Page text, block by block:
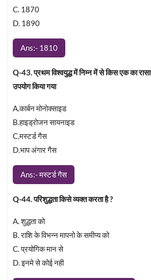
C. 1870
D. 1890
Ans:- 1810
Q-43. प्रथम विश्वयुद्ध में निम्न में से किस एक का
उपयोग किया गया
A.कार्बन मोनोक्साइड
B.हाइड्रोजन सायनाइड
C.मस्टर्ड गैस
D.भाप अंगार गैस
Ans:- मस्टर्ड गैस
Q-44. परिशुद्धता किसे व्यक्त करता है ?
A. शुद्धता को
B. राशि के विभन्न मापनो के समीप्य को
C. प्रयोगिक मान से
D. इनमे से कोई नही